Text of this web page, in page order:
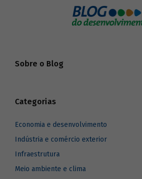
Sobre o Blog
Categorias
Economia e desenvolvimento
Indústria e comércio exterior
Infraestrutura
Meio ambiente e clima